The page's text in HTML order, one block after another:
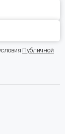
Публичной